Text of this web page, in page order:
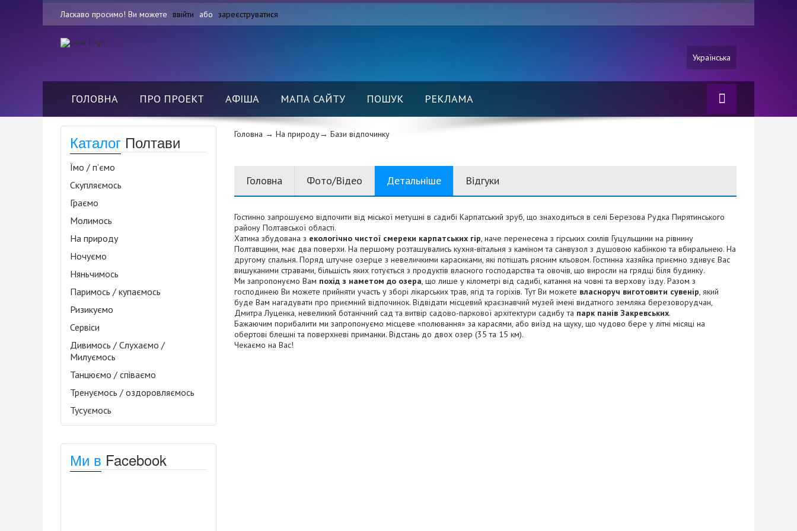
Ласкаво просимо! Ви можете ввійти або зареєструватися
Українська
ГОЛОВНА ПРО ПРОЕКТ АФІША МАПА САЙТУ ПОШУК РЕКЛАМА
Каталог Полтави
Їмо / п’ємо
Скупляємось
Граємо
Молимось
На природу
Ночуємо
Няньчимось
Паримось / купаємось
Ризикуємо
Сервіси
Дивимось / Слухаємо /
Милуємось
Танцюємо / співаємо
Тренуємось / оздоровляємось
Тусуємось
Ми в Facebook
Головна → На природу→ Бази відпочинку
Головна Фото/Відео Детальніше Відгуки
Гостинно запрошуємо відпочити від міської метушні в садибі Карпатський зруб, що знаходиться в селі Березова Рудка Пирятинського
району Полтавської області.
Хатина збудована з екологічно чистої смереки карпатських гір, наче перенесена з гірських схилів Гуцульщини на рівнину
Полтавщини, має два поверхи. На першому розташувались кухня-вітальня з каміном та санвузол з душовою кабінкою та вбиральнею. На
другому спальня. Поряд штучне озерце з невеличкими карасиками, які потішать рясним кльовом. Гостинна хазяйка приємно здивує Вас
вишуканими стравами, більшість яких готується з продуктів власного господарства та овочів, що виросли на грядці біля будинку.
Ми запропонуємо Вам похід з наметом до озера, що лише у кілометрі від садибі, катання на човні та верхову їзду. Разом з
господинею Ви можете прийняти участь у зборі лікарських трав, ягід та горіхів. Тут Ви можете власноруч виготовити сувенір, який
буде Вам нагадувати про приємний відпочинок. Відвідати місцевий краєзнавчий музей імені видатного земляка березоворудчан,
Дмитра Луценка, невеликий ботанічний сад та витвір садово-паркової архітектури садибу та парк панів Закревських.
Бажаючим порибалити ми запропонуємо місцеве «полювання» за карасями, або виїзд на щуку, що чудово бере у літні місяці на
обертові блешні та поверхневі приманки. Відстань до двох озер (35 та 15 км).
Чекаємо на Вас!